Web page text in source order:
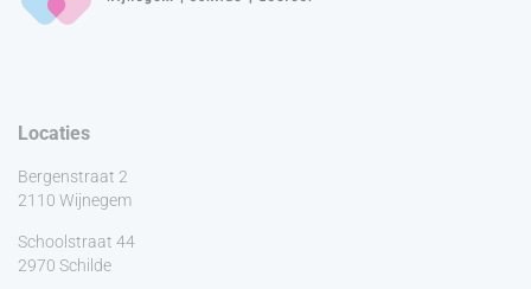
Locaties
Bergenstraat 2
2110 Wijnegem
Schoolstraat 44
2970 Schilde